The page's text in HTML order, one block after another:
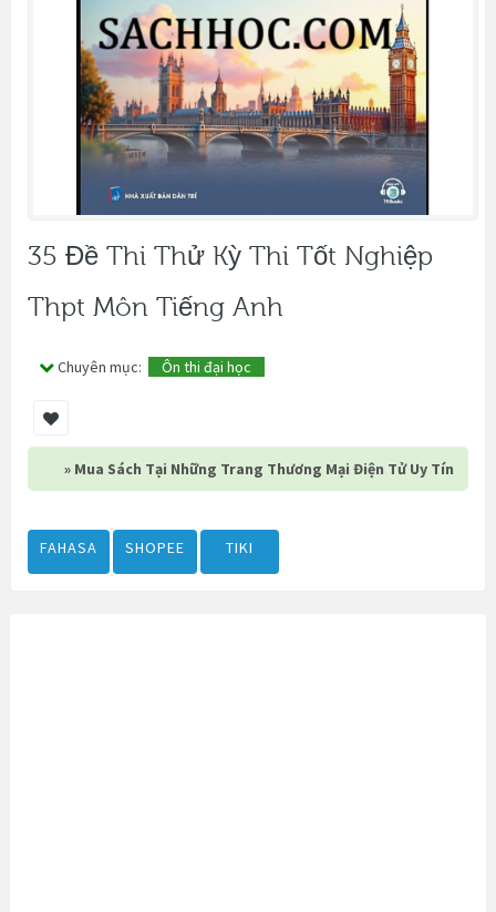
35 Đề Thi Thử Kỳ Thi Tốt Nghiệp
Thpt Môn Tiếng Anh
Chuyên mục: Ôn thi đại học
» Mua Sách Tại Những Trang Thương Mại Điện Tử Uy Tín
FAHASA SHOPEE TIKI